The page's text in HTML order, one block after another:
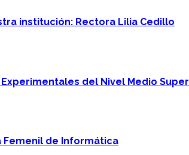
institución: Rectora Lilia Cedillo
del Nivel Medio
Femenil de Informática